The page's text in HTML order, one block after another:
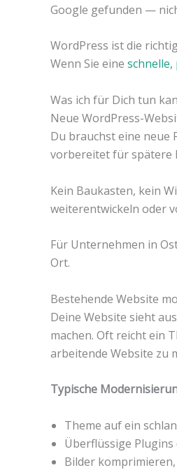
Google gefunden —
WordPress ist die
Wenn Sie eine schnelle,
Was ich für Dich tun
Neue WordPress-
Du brauchst eine neue
vorbereitet für spätere
Kein Baukasten, kein
weiterentwickeln oder
Für Unternehmen in
Ort.
Bestehende Website
Deine Website sieht
machen. Oft reicht ein
arbeitende Website zu
Typische
Theme auf ein
Überflüssige
Bilder